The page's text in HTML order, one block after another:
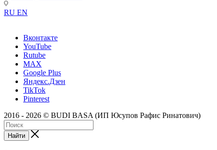
RU EN
Вконтакте
YouTube
Rutube
MAX
Google Plus
Яндекс.Дзен
TikTok
Pinterest
2016 - 2026 © BUDI BASA (ИП Юсупов Рафис Ринатович)
Найти